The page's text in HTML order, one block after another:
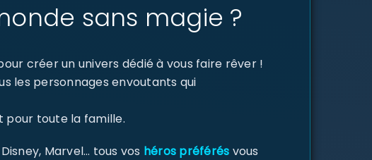
sans magie ?
créer un univers dédié à vous faire rêver !
les personnages envoutants qui
pour toute la famille.
Marvel… tous vos héros préférés vous